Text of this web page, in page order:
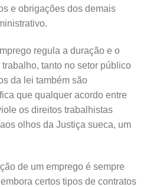
e obrigações dos demais
regula a duração e o
tanto no setor público
da lei também são
que qualquer acordo entre
os direitos trabalhistas
olhos da Justiça sueca, um
de um emprego é sempre
certos tipos de contratos